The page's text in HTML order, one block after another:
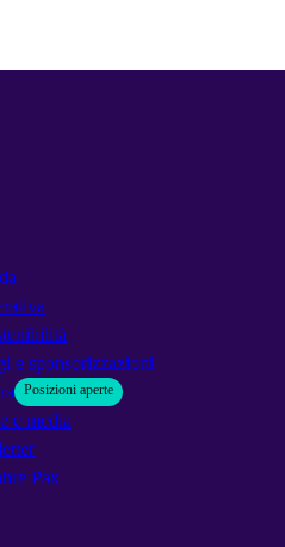
e sponsorizzazioni
Posizioni aperte
e media
Pax